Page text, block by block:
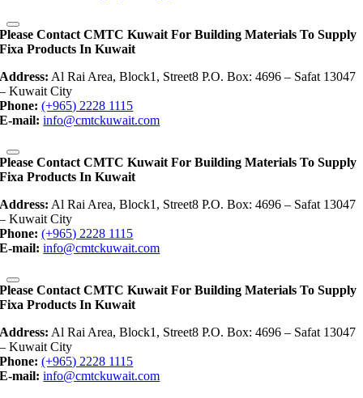
Please Contact CMTC Kuwait For Building Materials To Supply
Fixa Products In Kuwait
Address: Al Rai Area, Block1, Street8 P.O. Box: 4696 – Safat 13047
– Kuwait City
Phone: (+965) 2228 1115
E-mail: info@cmtckuwait.com
Please Contact CMTC Kuwait For Building Materials To Supply
Fixa Products In Kuwait
Address: Al Rai Area, Block1, Street8 P.O. Box: 4696 – Safat 13047
– Kuwait City
Phone: (+965) 2228 1115
E-mail: info@cmtckuwait.com
Please Contact CMTC Kuwait For Building Materials To Supply
Fixa Products In Kuwait
Address: Al Rai Area, Block1, Street8 P.O. Box: 4696 – Safat 13047
– Kuwait City
Phone: (+965) 2228 1115
E-mail: info@cmtckuwait.com